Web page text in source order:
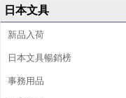
日本文具
新品入荷
日本文具暢銷榜
事務用品